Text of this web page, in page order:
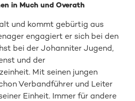
in Much und Overath
und kommt gebürtig aus
engagiert er sich bei den
bei der Johanniter Jugend,
und der
Mit seinen jungen
Verbandführer und Leiter
Einheit. Immer für andere